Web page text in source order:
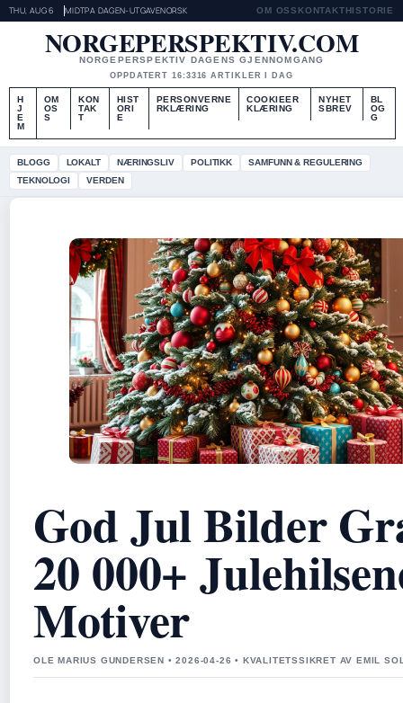
THU, AUG 6 MIDTPA DAGEN-UTGAVENORSK OM OSS KONTAKTHISTORIE
NORGEPERSPEKTIV.COM
NORGEPERSPEKTIV DAGENS GJENNOMGANG
OPPDATERT 16:3316 ARTIKLER I DAG
H
J
E
M
OM
OS
S
KON
TAK
T
HIST
ORI
E
PERSONVERNE
RKLÆRING
COOKIEER
KLÆRING
NYHET
SBREV
BL
OG
G
BLOGG LOKALT NÆRINGSLIV POLITIKK
SAMFUNN & REGULERING
TEKNOLOGI
VERDEN
God Jul Bilder
20 000+
Motiver
OLE MARIUS GUNDERSEN • 2026-04-26 • KVALITETSSIKRET AV EMIL